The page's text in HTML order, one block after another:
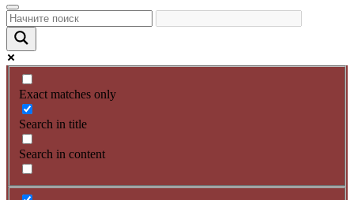
Exact matches only
Search in title
Search in content